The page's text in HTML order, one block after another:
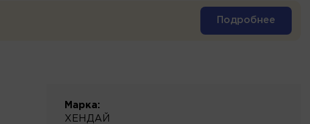
Подробнее
Марка:
ХЕНДАЙ